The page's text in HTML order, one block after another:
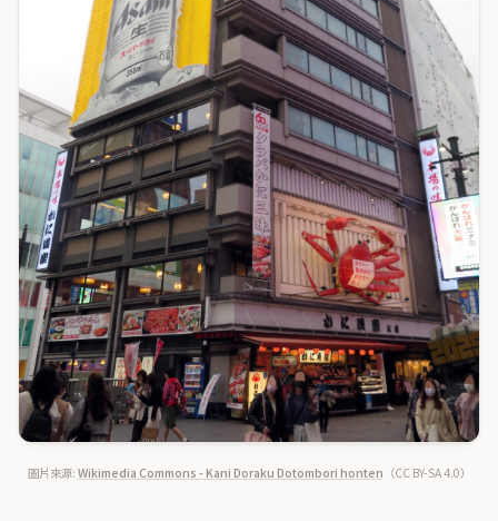
圖片來源: Wikimedia Commons - Kani Doraku Dotombori honten （CC BY-SA 4.0）